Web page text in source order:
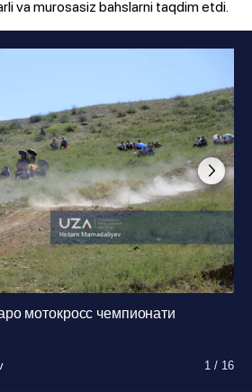
va murosasiz bahslarni taqdim etdi.
мотокросс чемпионати
1 / 16
1 / 16
1 / 16
1 / 16
1 / 16
1 / 16
1 / 16
1 / 16
1 / 16
1 / 16
1 / 16
1 / 16
1 / 16
1 / 16
1 / 16
1 / 16